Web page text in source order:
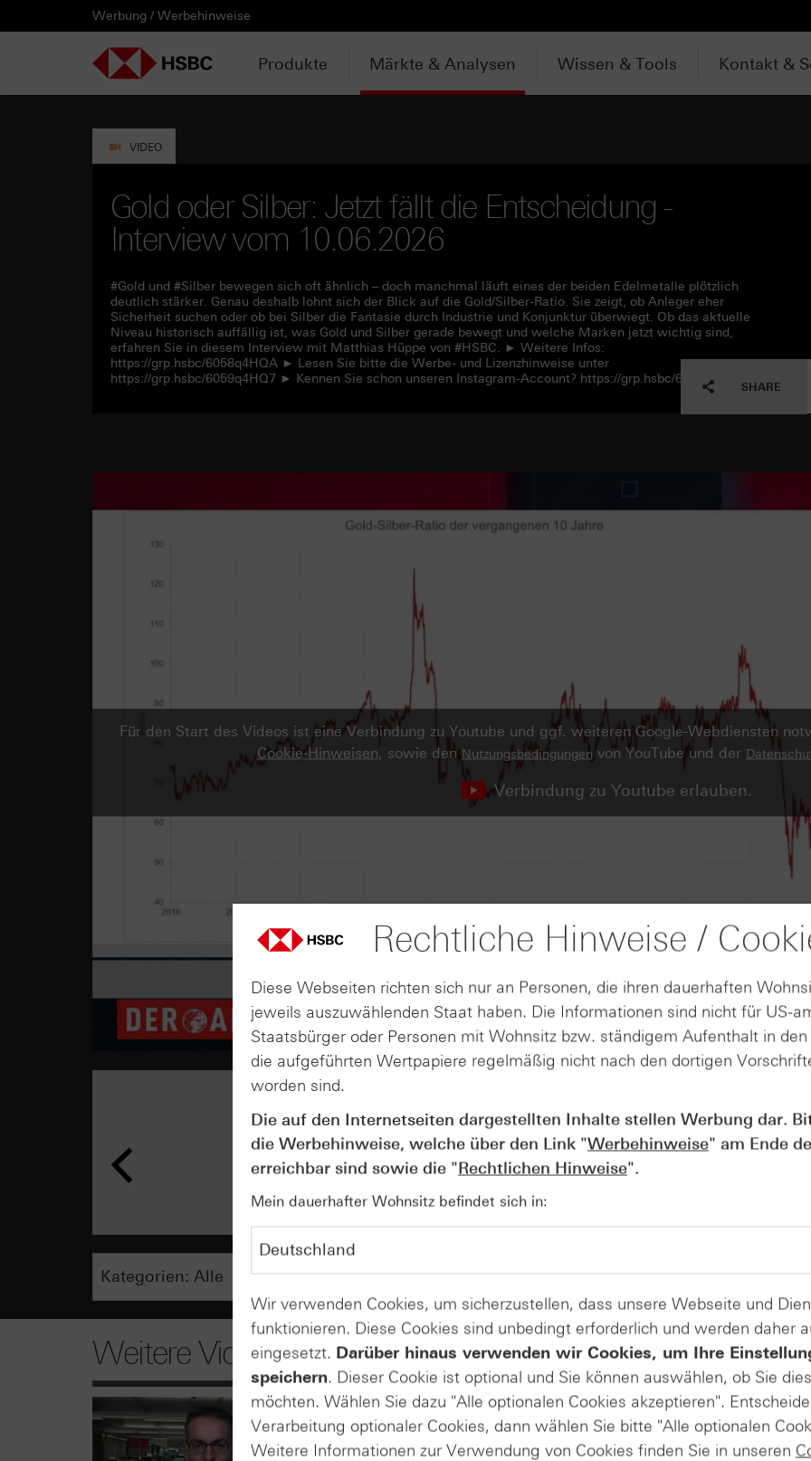
PRODUKTE
HEBELPRODUKTE
MÄRKTE & ANALYSEN
WISSEN & TOOLS
KONTAKT & SERVICE
DOWNLOADCENTER
LÄNDERAUSWAHL
Deutschland
AUSGEWÄHLTE SEITEN
HEBELPRODUKTE
Knock-out-Produkte
Weitere Hebelprodukte
Ausgestoppte Produkte
Intraday-Emissionen
ANLAGEPRODUKTE
Aktien- / Indexanleihen
Discount-Zertifikate
Express-Zertifikate
AKTUELLES
Neuemissionen
Trading-Aktionen
Intraday-Emissionen
ANALYSEN
Daily Trading
Trendkompass
Newsletter-Abonnement
VIDEOS
ntv-Zertifikate mit HSBC
Zertifikate Aktuell mit HSBC
WATCHLIST
Login / Zur Watchlist
WEBINARE
Webinartermine
WISSEN
kostenlose eBooks
Aktien- / Indexanleihen Rechner
Open End Knock-out-Produkte
KONTAKT
Kontaktformular
SERVICE
Wir über uns
DOWNLOADCENTER
Basisprospekte /
Wertpapierbeschreibungen
Unvollständige
Werbung / Werbehinweise
Produkte Märkte & Analysen Wissen & Tools Kontakt &
VIDEO
Gold oder Silber: Jetzt fällt die Entscheidung -
Interview vom 10.06.2026
#Gold und #Silber bewegen sich oft ähnlich – doch manchmal läuft eines der beiden Edelmetalle plötzlich
deutlich stärker. Genau deshalb lohnt sich der Blick auf die Gold/Silber-Ratio. Sie zeigt, ob Anleger eher
Sicherheit suchen oder ob bei Silber die Fantasie durch Industrie und Konjunktur überwiegt. Ob das aktuelle
Niveau historisch auffällig ist, was Gold und Silber gerade bewegt und welche Marken jetzt wichtig sind,
erfahren Sie in diesem Interview mit Matthias Hüppe von #HSBC. ► Weitere Infos:
https://grp.hsbc/6058q4HQA ► Lesen Sie bitte die Werbe- und Lizenzhinweise unter
https://grp.hsbc/6059q4HQ7 ► Kennen Sie schon unseren Instagram-Account? https://grp.hsbc/6050q4HQC
SHARE
Für den Start des Videos ist eine Verbindung zu Youtube und ggf. weiteren Google-Webdiensten
Cookie-Hinweisen, sowie denNutzungsbedingungen von YouTube und der
Verbindung zu Youtube erlauben.
AUGUST
04
Der Blick ins Kleingedruckte:
Kündigungen bei Derivaten -
vom 04.08.2026
Weitere Videos
Rechtliche Hinweise /
Diese Webseiten richten sich nur an Personen, die ihren dauerhaften
jeweils auszuwählenden Staat haben. Die Informationen sind nicht für US-
Staatsbürger oder Personen mit Wohnsitz bzw. ständigem Aufenthalt in
die aufgeführten Wertpapiere regelmäßig nicht nach den dortigen
worden sind.
Die auf den Internetseiten dargestellten Inhalte stellen Werbung dar.
die Werbehinweise, welche über den Link "Werbehinweise" am Ende
erreichbar sind sowie die "Rechtlichen Hinweise".
Mein dauerhafter Wohnsitz befindet sich in:
Wir verwenden Cookies, um sicherzustellen, dass unsere Webseite und
funktionieren. Diese Cookies sind unbedingt erforderlich und werden daher
eingesetzt. Darüber hinaus verwenden wir Cookies, um Ihre
speichern. Dieser Cookie ist optional und Sie können auswählen, ob Sie
möchten. Wählen Sie dazu "Alle optionalen Cookies akzeptieren".
Verarbeitung optionaler Cookies, dann wählen Sie bitte "Alle optionalen
Weitere Informationen zur Verwendung von Cookies finden Sie in unseren